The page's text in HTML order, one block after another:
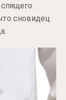
сновидец